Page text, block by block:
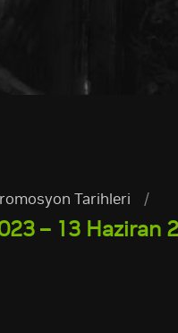
Tarihleri /
– 13 Haziran